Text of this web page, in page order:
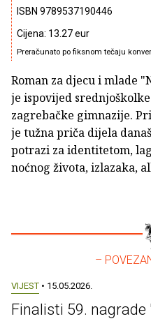
ISBN 9789537190446
Cijena: 13.27 eur
Preračunato po fiksnom tečaju
Roman za djecu i mlade
je ispovijed
zagrebačke gimnazije.
je tužna priča dijela
potrazi za identitetom,
noćnog života, izlazaka,
–
VIJEST • 15.05.2026.
Finalisti 59.